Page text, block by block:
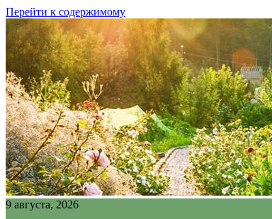
Перейти к содержимому
9 августа, 2026